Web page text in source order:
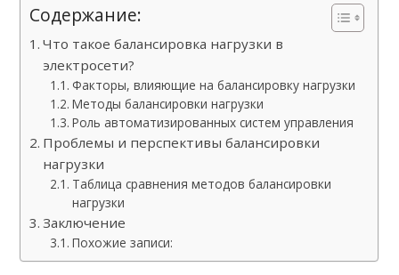
Содержание:
Что такое балансировка нагрузки в
электросети?
Факторы, влияющие на балансировку нагрузки
Методы балансировки нагрузки
Роль автоматизированных систем управления
Проблемы и перспективы балансировки
нагрузки
Таблица сравнения методов балансировки
нагрузки
Заключение
Похожие записи: